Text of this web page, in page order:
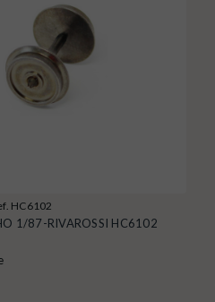
HC6102
1/87-RIVAROSSI HC6102